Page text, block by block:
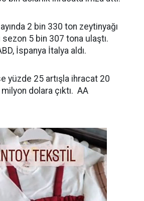
2 bin 330 ton zeytinyağı
sezon 5 bin 307 tona ulaştı.
İspanya İtalya aldı.
yüzde 25 artışla ihracat 20
dolara çıktı. AA